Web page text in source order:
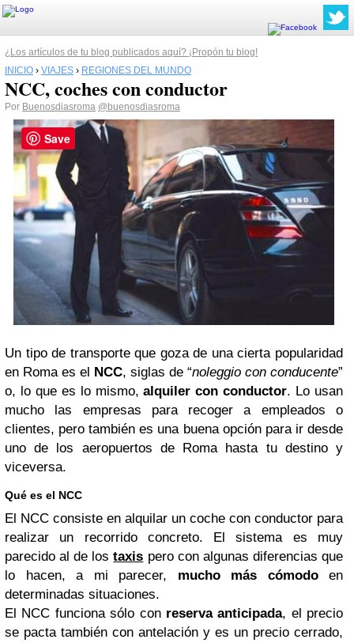
¿Los artículos de tu blog publicados aquí? ¡Propón tu blog!
INICIO › VIAJES › REGIONES DEL MUNDO
NCC, coches con conductor
Por Buenosdiasroma @buenosdiasroma
Un tipo de transporte que goza de una cierta popularidad
en Roma es el
NCC, siglas de “noleggio con conducente”
o, lo que es lo mismo,alquiler con conductor. Lo usan
mucho las empresas para recoger a empleados o
clientes, pero también es una buena opción para ir desde
uno de los aeropuertos de Roma hasta tu destino y
viceversa.
Qué es el NCC
El NCC consiste en alquilar un coche con conductor para
realizar un recorrido concreto. El sistema es muy
parecido al de lostaxis pero con algunas diferencias que
lo hacen, a mi parecer, mucho más cómodoen
determinadas situaciones.
El NCC funciona sólo con reserva anticipada, el precio
se pacta también con antelación y es un precio cerrado,
Save